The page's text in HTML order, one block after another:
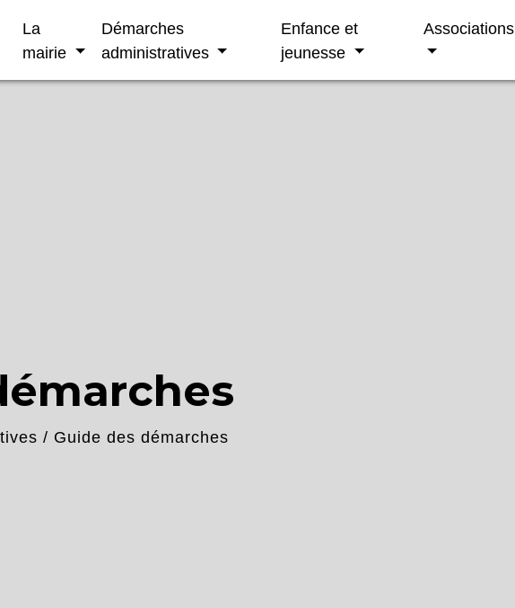
La
mairie
Démarches
administratives
Enfance et
jeunesse
Associations
/ Guide des démarches